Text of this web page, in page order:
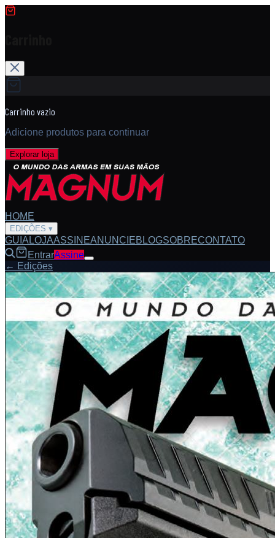
Carrinho vazio
Adicione produtos para continuar
Explorar loja
HOME
EDIÇÕES ▾
GUIA LOJAASSINEANUNCIEBLOGSOBRECONTATO
EntrarAssine
← Edições